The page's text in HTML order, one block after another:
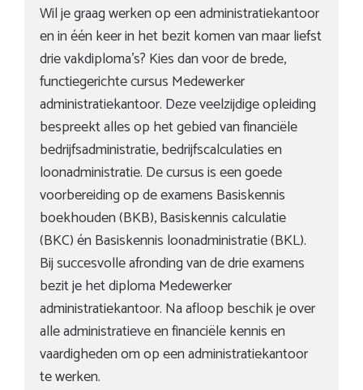
Wil je graag werken op een administratiekantoor
en in één keer in het bezit komen van maar liefst
drie vakdiploma’s? Kies dan voor de brede,
functiegerichte cursus Medewerker
administratiekantoor. Deze veelzijdige opleiding
bespreekt alles op het gebied van financiële
bedrijfsadministratie, bedrijfscalculaties en
loonadministratie. De cursus is een goede
voorbereiding op de examens Basiskennis
boekhouden (BKB), Basiskennis calculatie
(BKC) én Basiskennis loonadministratie (BKL).
Bij succesvolle afronding van de drie examens
bezit je het diploma Medewerker
administratiekantoor. Na afloop beschik je over
alle administratieve en financiële kennis en
vaardigheden om op een administratiekantoor
te werken.